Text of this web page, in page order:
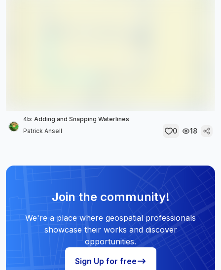
4b: Adding and Snapping Waterlines
Patrick Ansell
0 18
Join the community!
We're a place where geospatial professionals
showcase their works and discover
opportunities.
Sign Up for free